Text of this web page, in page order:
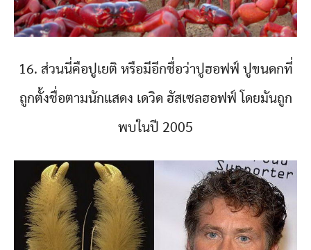
16. ส่วนนี่คือปูเยติ หรือมีอีกชื่อว่าปูฮอฟฟ์ ปูขนดกที่
ถูกตั้งชื่อตามนักแสดง เดวิด ฮัสเซลฮอฟฟ์ โดยมันถูก
พบในปี 2005